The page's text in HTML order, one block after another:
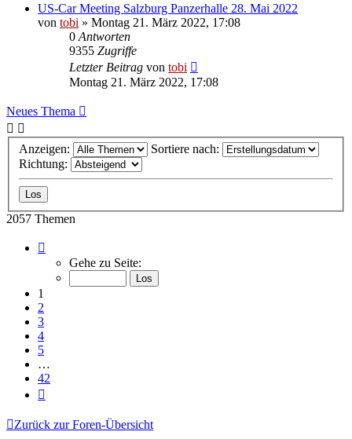
US-Car Meeting Salzburg Panzerhalle 28. Mai 2022
von tobi » Montag 21. März 2022, 17:08
0 Antworten
9355 Zugriffe
Letzter Beitrag von tobi
Montag 21. März 2022, 17:08
Neues Thema
Anzeigen:
Sortiere nach:
Richtung:
2057 Themen
von
Gehe zu Seite:
1
2
3
4
5
…
42
Zurück zur Foren-Übersicht